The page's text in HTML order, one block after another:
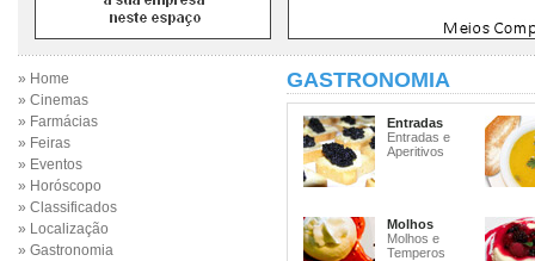
» Home
» Cinemas
» Farmácias
» Feiras
» Eventos
» Horóscopo
» Classificados
» Localização
» Gastronomia
GASTRONOMIA
Entradas
Entradas e
Aperitivos
Molhos
Molhos e
Temperos